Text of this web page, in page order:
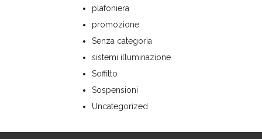
plafoniera
promozione
Senza categoria
sistemi illuminazione
Soffitto
Sospensioni
Uncategorized